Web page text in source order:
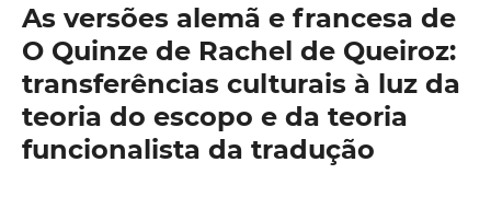
As versões alemã e francesa de
O Quinze de Rachel de Queiroz:
transferências culturais à luz da
teoria do escopo e da teoria
funcionalista da tradução